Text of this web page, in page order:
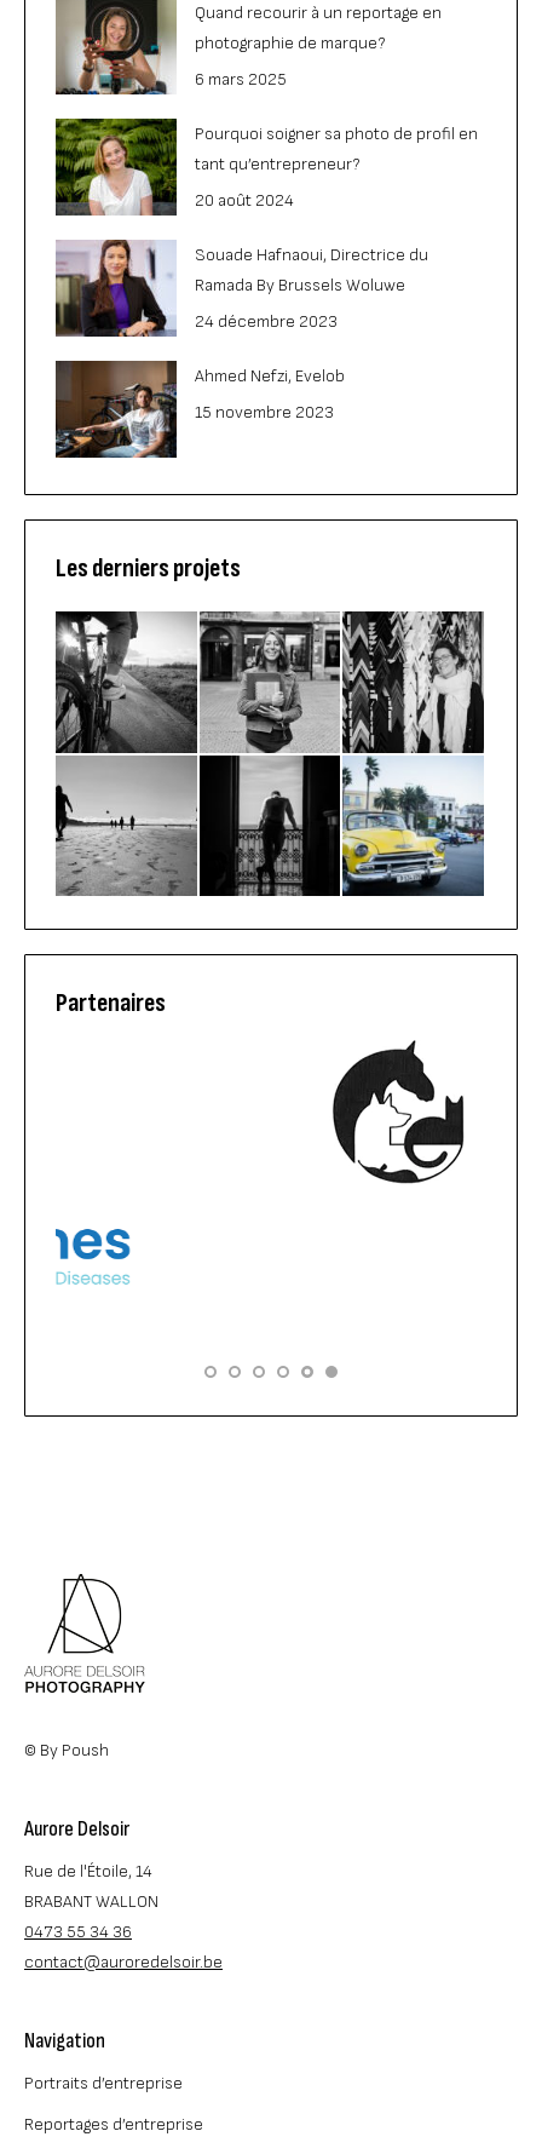
Quand recourir à un reportage en
photographie de marque?
6 mars 2025
Pourquoi soigner sa photo de profil en
tant qu’entrepreneur?
20 août 2024
Souade Hafnaoui, Directrice du
Ramada By Brussels Woluwe
24 décembre 2023
Ahmed Nefzi, Evelob
15 novembre 2023
Les derniers projets
Partenaires
© By Poush
Aurore Delsoir
BRABANT WALLON
Navigation
Portraits d’entreprise
Reportages d’entreprise
Photos académiques
Votre portfolio idéal